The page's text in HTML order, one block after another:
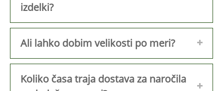
izdelki?
Ali lahko dobim velikosti po meri?
Koliko časa traja dostava za naročila